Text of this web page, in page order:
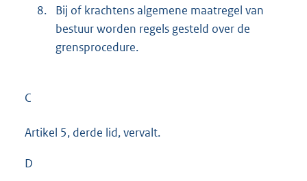
8.
Bij of krachtens algemene maatregel van
bestuur worden regels gesteld over de
grensprocedure.
C
Artikel 5, derde lid, vervalt.
D